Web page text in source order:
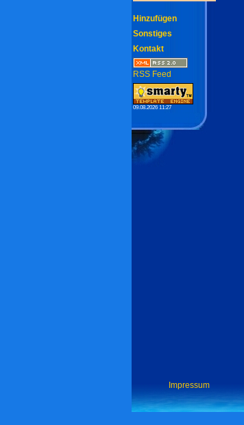
Hinzufügen
Sonstiges
Kontakt
RSS Feed
09.08.2026 11:27
Impressum